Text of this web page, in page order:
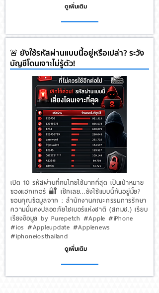
ดูเพิ่มเติม
🚨 ยังใช้รหัสผ่านแบบนี้อยู่หรือเปล่า? ระวัง
บัญชีโดนเจาะไม่รู้ตัว!
เปิด 10 รหัสผ่านที่คนไทยใช้มากที่สุด เป็นเป้าหมาย
ของแฮกเกอร์ 🔐 เช็กเลย...ยังใช้แบบนี้กันอยู่มั้ย?
ขอบคุณข้อมูลจาก : สํานักงานคณะกรรมการรักษา
ความมั่นคงปลอดภัยไซเบอร์แห่งชาติ (สกมช.) เรียบ
เรียงข้อมูล by Purepetch #Apple #iPhone
#ios #Appleupdate #Applenews
#iphoneiosthailand
ดูเพิ่มเติม